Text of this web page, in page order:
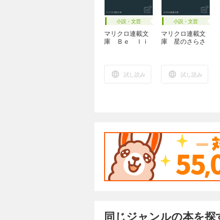
小説・文芸
マリクロ連載文
庫 Ｂｅ ｌｉ
試し読み
小説・文芸
マリクロ連載文
庫 星のさらさ
試し読み
同じジャンルの本を探